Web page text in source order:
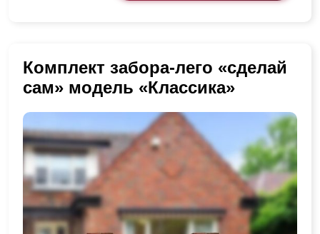
Комплект забора-лего «сделай
сам» модель «Классика»